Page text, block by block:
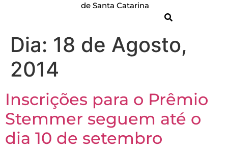
de Santa Catarina
Dia: 18 de Agosto,
2014
Inscrições para o Prêmio
Stemmer seguem até o
dia 10 de setembro